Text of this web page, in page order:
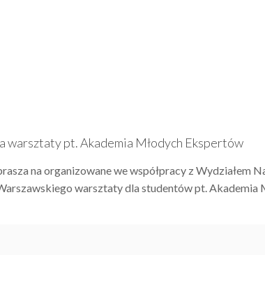
warsztaty pt. Akademia Młodych Ekspertów
na organizowane we współpracy z Wydziałem
warsztaty dla studentów pt. Akademia